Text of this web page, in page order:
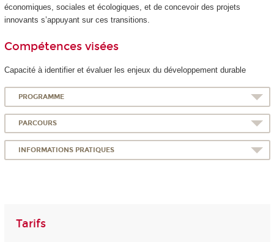
économiques, sociales et écologiques, et de concevoir des projets
innovants s’appuyant sur ces transitions.
Compétences visées
Capacité à identifier et évaluer les enjeux du développement durable
PROGRAMME
PARCOURS
INFORMATIONS PRATIQUES
Tarifs